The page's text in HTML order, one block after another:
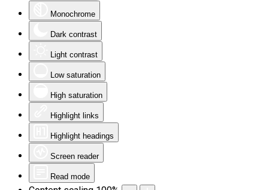
Monochrome
Dark contrast
Light contrast
Low saturation
High saturation
Highlight links
Highlight headings
Screen reader
Read mode